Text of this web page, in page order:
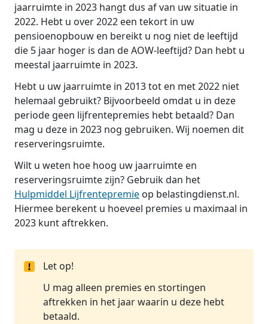
jaarruimte in 2023 hangt dus af van uw situatie in
2022. Hebt u over 2022 een tekort in uw
pensioenopbouw en bereikt u nog niet de leeftijd
die 5 jaar hoger is dan de AOW-leeftijd? Dan hebt u
meestal jaarruimte in 2023.
Hebt u uw jaarruimte in 2013 tot en met 2022 niet
helemaal gebruikt? Bijvoorbeeld omdat u in deze
periode geen lijfrentepremies hebt betaald? Dan
mag u deze in 2023 nog gebruiken. Wij noemen dit
reserveringsruimte.
Wilt u weten hoe hoog uw jaarruimte en
reserveringsruimte zijn? Gebruik dan het
Hulpmiddel Lijfrentepremie op belastingdienst.nl.
Hiermee berekent u hoeveel premies u maximaal in
2023 kunt aftrekken.
Let op!
U mag alleen premies en stortingen
aftrekken in het jaar waarin u deze hebt
betaald.